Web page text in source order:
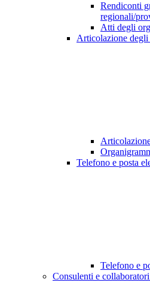
Rendiconti
regionali/
Atti degli
Articolazione
Telefono e posta
Telefono e
Consulenti e collaboratori